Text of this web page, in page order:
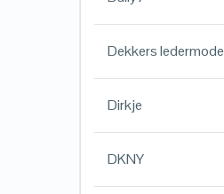
Dekkers ledermode
Dirkje
DKNY